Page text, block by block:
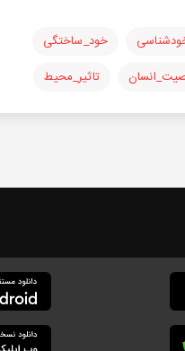
خود_ساختگی
تاثیر_محیط